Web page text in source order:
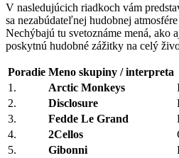
V nasledujúcich riadkoch vám
sa nezabúdateľnej hudobnej
Nechýbajú tu svetoznáme mená, ako
poskytnú hudobné zážitky na celý
Poradie Meno skupiny / interpreta
1.
Arctic Monkeys
2.
Disclosure
3.
Fedde Le Grand
4.
2Cellos
5.
Gibonni